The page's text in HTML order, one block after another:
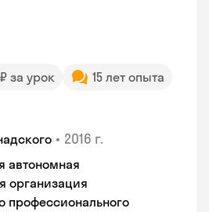
за урок
15 лет опыта
• 2016 г.
автономная
организация
профессионального